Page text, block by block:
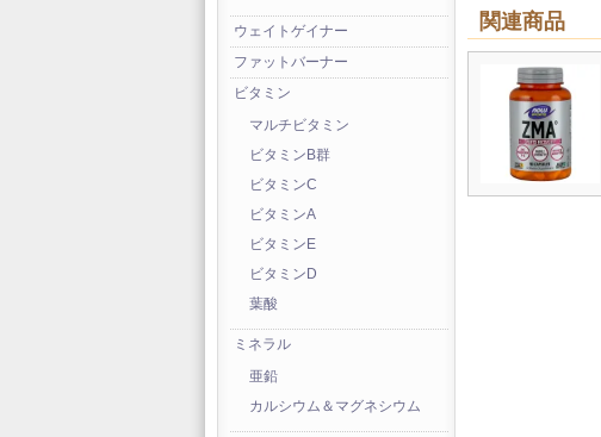
ウェイトゲイナー
ファットバーナー
ビタミン
マルチビタミン
ビタミンB群
ビタミンC
ビタミンA
ビタミンE
ビタミンD
葉酸
ミネラル
亜鉛
カルシウム＆マグネシウム
関連商品